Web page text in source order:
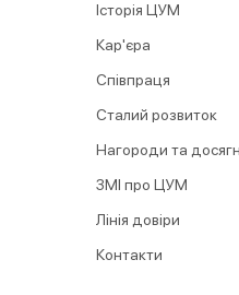
Історія ЦУМ
Кар'єра
Співпраця
Сталий розвиток
Нагороди та
ЗМІ про ЦУМ
Лінія довіри
Контакти